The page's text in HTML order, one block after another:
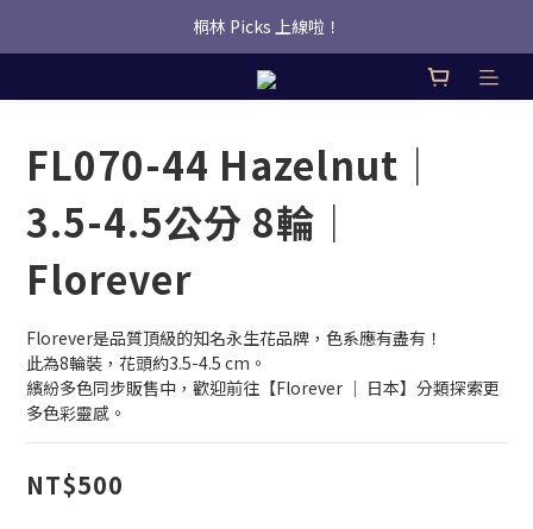
桐林 Picks 上線啦！
桐林 Picks 上線啦！
✿桐林Fleur✿  Uber Eats即點即送🛵
FL070-44 Hazelnut｜
3.5-4.5公分 8輪｜
Florever
Florever是品質頂級的知名永生花品牌，色系應有盡有！
此為8輪裝，花頭約3.5-4.5 cm。
繽紛多色同步販售中，歡迎前往【Florever ｜ 日本】分類探索更
多色彩靈感。
NT$500